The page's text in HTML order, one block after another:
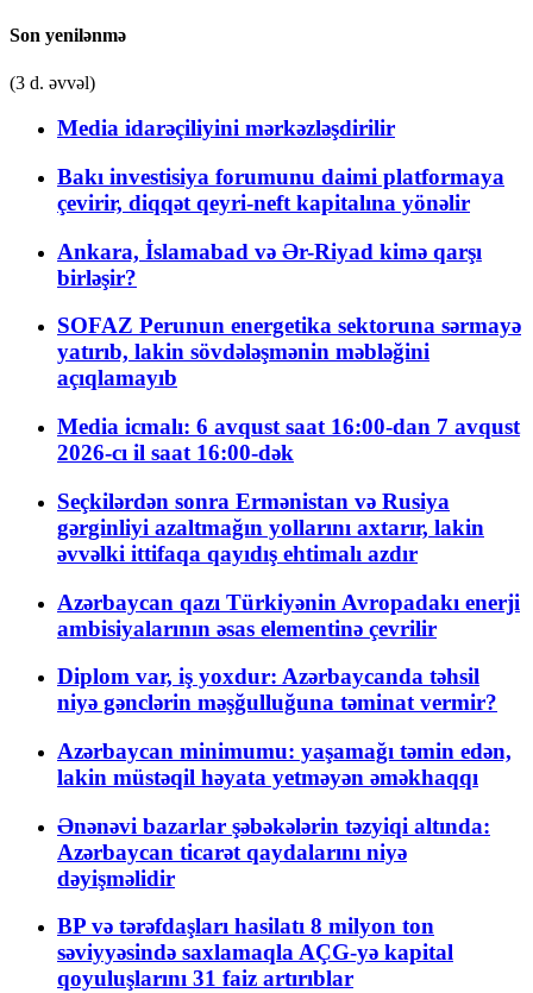
Son yenilənmə
(3 d. əvvəl)
Media idarəçiliyini mərkəzləşdirilir
Bakı investisiya forumunu daimi platformaya
çevirir, diqqət qeyri-neft kapitalına yönəlir
Ankara, İslamabad və Ər-Riyad kimə qarşı
birləşir?
SOFAZ Perunun energetika sektoruna sərmayə
yatırıb, lakin sövdələşmənin məbləğini
açıqlamayıb
Media icmalı: 6 avqust saat 16:00-dan 7 avqust
2026-cı il saat 16:00-dək
Seçkilərdən sonra Ermənistan və Rusiya
gərginliyi azaltmağın yollarını axtarır, lakin
əvvəlki ittifaqa qayıdış ehtimalı azdır
Azərbaycan qazı Türkiyənin Avropadakı enerji
ambisiyalarının əsas elementinə çevrilir
Diplom var, iş yoxdur: Azərbaycanda təhsil
niyə gənclərin məşğulluğuna təminat vermir?
Azərbaycan minimumu: yaşamağı təmin edən,
lakin müstəqil həyata yetməyən əməkhaqqı
Ənənəvi bazarlar şəbəkələrin təzyiqi altında:
Azərbaycan ticarət qaydalarını niyə
dəyişməlidir
BP və tərəfdaşları hasilatı 8 milyon ton
səviyyəsində saxlamaqla AÇG-yə kapital
qoyuluşlarını 31 faiz artırıblar